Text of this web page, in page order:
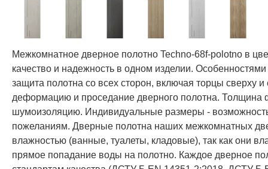
Межкомнатное дверное полотно Techno-68f-polotno в
качество и надежность в одном изделии.
защита полотна со всех сторон, включая торцы сверху
деформацию и проседание дверного полотна. Толщина
шумоизоляцию. Индивидуальные размеры -
пожеланиям. Дверные полотна наших межкомнатных
влажностью (ванные, туалеты, кладовые), так как они
прямое попадание воды на полотно. Каждое дверное